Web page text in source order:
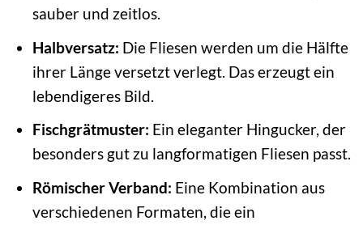
sauber und zeitlos.
Halbversatz: Die Fliesen werden um die Hälfte
ihrer Länge versetzt verlegt. Das erzeugt ein
lebendigeres Bild.
Fischgrätmuster: Ein eleganter Hingucker, der
besonders gut zu langformatigen Fliesen passt.
Römischer Verband: Eine Kombination aus
verschiedenen Formaten, die ein